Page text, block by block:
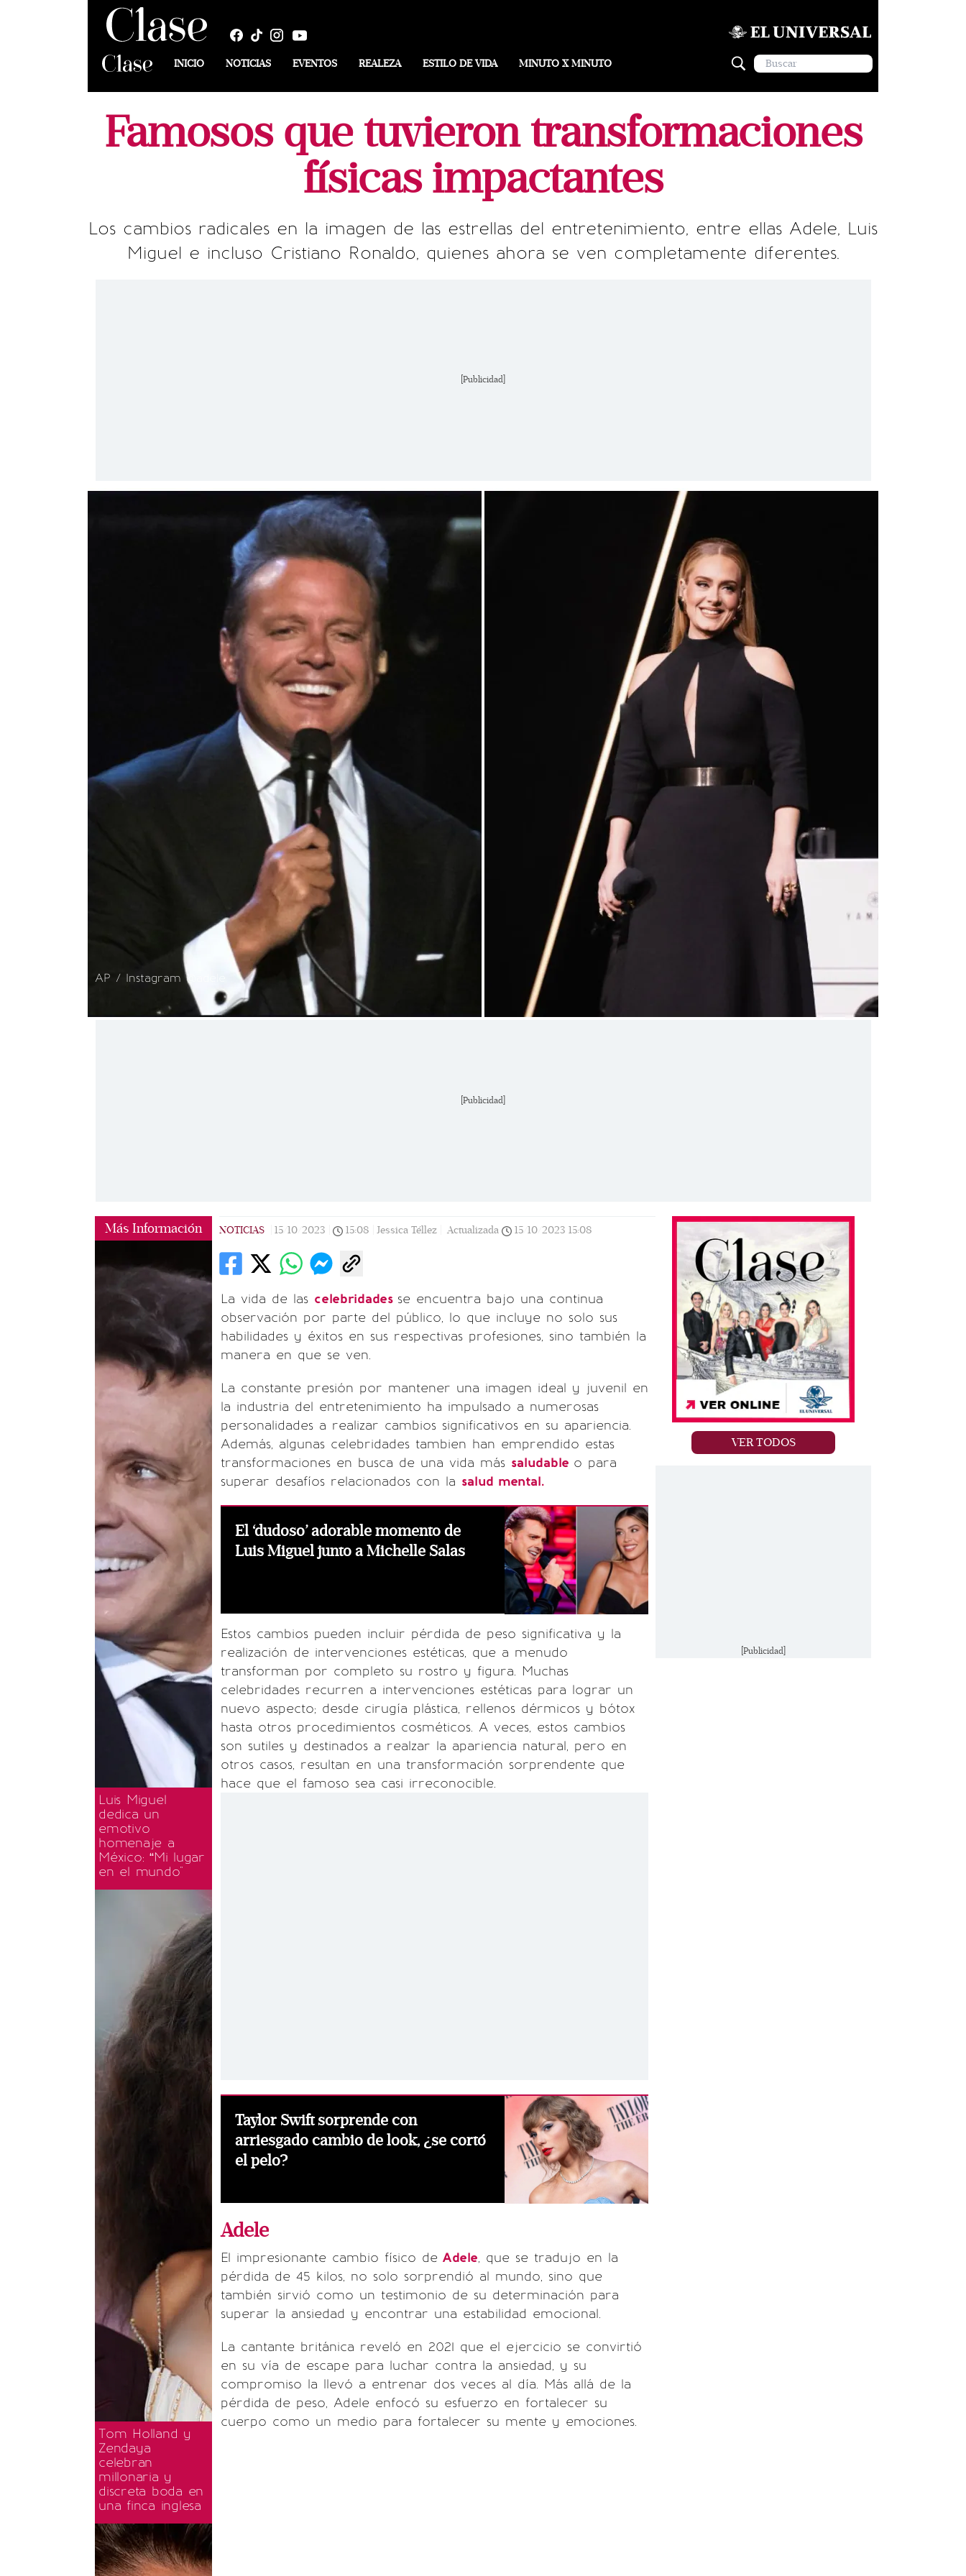
INICIO NOTICIAS EVENTOS REALEZA ESTILO DE VIDA MINUTO X MINUTO
Famosos que tuvieron transformaciones
físicas impactantes
Los cambios radicales en la imagen de las estrellas del entretenimiento, entre ellas Adele, Luis
Miguel e incluso Cristiano Ronaldo, quienes ahora se ven completamente diferentes.
[Publicidad]
AP / Instagram @adele
[Publicidad]
Más Información
Luis Miguel
dedica un
emotivo
homenaje a
México: “Mi lugar
en el mundo"
Tom Holland y
Zendaya
celebran
millonaria y
discreta boda en
una finca inglesa
NOTICIAS 15/10/2023 15:08 Jessica Téllez | Actualizada 15/10/2023 15:08
La vida de las celebridades se encuentra bajo una continua
observación por parte del público, lo que incluye no solo sus
habilidades y éxitos en sus respectivas profesiones, sino también la
manera en que se ven.
La constante presión por mantener una imagen ideal y juvenil en
la industria del entretenimiento ha impulsado a numerosas
personalidades a realizar cambios significativos en su apariencia.
Además, algunas celebridades tambien han emprendido estas
transformaciones en busca de una vida más saludable o para
superar desafíos relacionados con la salud mental.
El ‘dudoso’ adorable momento de
Luis Miguel junto a Michelle Salas
Estos cambios pueden incluir pérdida de peso significativa y la
realización de intervenciones estéticas, que a menudo
transforman por completo su rostro y figura. Muchas
celebridades recurren a intervenciones estéticas para lograr un
nuevo aspecto; desde cirugía plástica, rellenos dérmicos y bótox
hasta otros procedimientos cosméticos. A veces, estos cambios
son sutiles y destinados a realzar la apariencia natural, pero en
otros casos, resultan en una transformación sorprendente que
hace que el famoso sea casi irreconocible.
Taylor Swift sorprende con
arriesgado cambio de look, ¿se cortó
el pelo?
Adele
El impresionante cambio físico de Adele, que se tradujo en la
pérdida de 45 kilos, no solo sorprendió al mundo, sino que
también sirvió como un testimonio de su determinación para
superar la ansiedad y encontrar una estabilidad emocional.
La cantante británica reveló en 2021 que el ejercicio se convirtió
en su vía de escape para luchar contra la ansiedad, y su
compromiso la llevó a entrenar dos veces al día. Más allá de la
pérdida de peso, Adele enfocó su esfuerzo en fortalecer su
cuerpo como un medio para fortalecer su mente y emociones.
VER TODOS
[Publicidad]